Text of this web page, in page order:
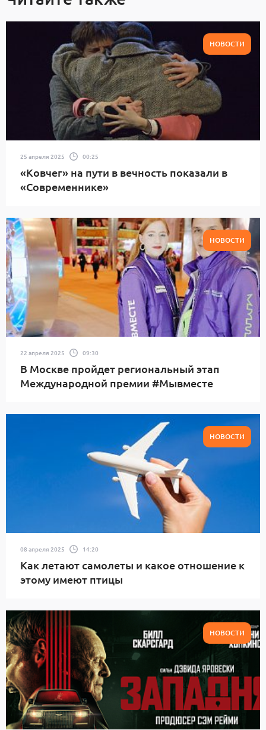
НОВОСТИ
25 апреля 2025 00:25
«Ковчег» на пути в вечность показали в
«Современнике»
НОВОСТИ
22 апреля 2025 09:30
В Москве пройдет региональный этап
Международной премии #Мывместе
НОВОСТИ
08 апреля 2025 14:20
Как летают самолеты и какое отношение к
этому имеют птицы
НОВОСТИ